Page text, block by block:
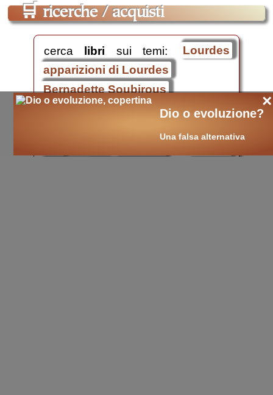
🛒 ricerche / acquisti
cerca libri sui temi:
Lourdes
apparizioni di Lourdes
Bernadette Soubirous
miracoli di Lourdes
×
Dio o evoluzione?
Una falsa alternativa